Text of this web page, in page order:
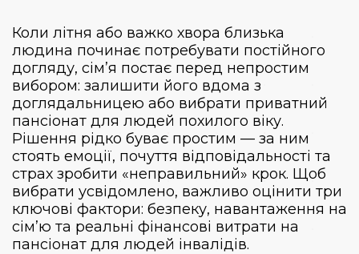
Коли літня або важко хвора близька
людина починає потребувати постійного
догляду, сім’я постає перед непростим
вибором: залишити його вдома з
доглядальницею або вибрати приватний
пансіонат для людей похилого віку.
Рішення рідко буває простим — за ним
стоять емоції, почуття відповідальності та
страх зробити «неправильний» крок. Щоб
вибрати усвідомлено, важливо оцінити три
ключові фактори: безпеку, навантаження на
сім’ю та реальні фінансові витрати на
пансіонат для людей інвалідів.